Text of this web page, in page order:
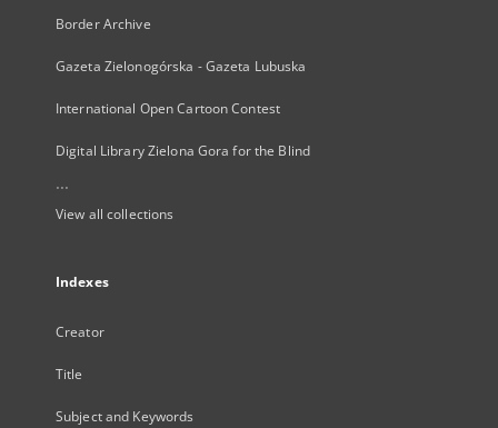
Border Archive
Gazeta Zielonogórska - Gazeta Lubuska
International Open Cartoon Contest
Digital Library Zielona Gora for the Blind
...
View all collections
Indexes
Creator
Title
Subject and Keywords